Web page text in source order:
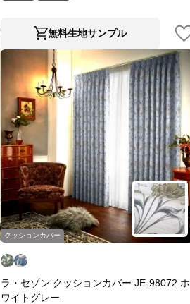
無料生地サンプル
クッションカバー
ラ・セゾン クッションカバー JE-98072 ホ
ワイトグレー